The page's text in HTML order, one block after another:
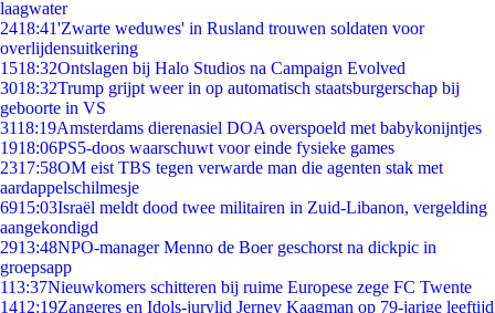
laagwater
2418:41'Zwarte weduwes' in Rusland trouwen soldaten voor
overlijdensuitkering
1518:32Ontslagen bij Halo Studios na Campaign Evolved
3018:32Trump grijpt weer in op automatisch staatsburgerschap bij
geboorte in VS
3118:19Amsterdams dierenasiel DOA overspoeld met babykonijntjes
1918:06PS5-doos waarschuwt voor einde fysieke games
2317:58OM eist TBS tegen verwarde man die agenten stak met
aardappelschilmesje
6915:03Israël meldt dood twee militairen in Zuid-Libanon, vergelding
aangekondigd
2913:48NPO-manager Menno de Boer geschorst na dickpic in
groepsapp
113:37Nieuwkomers schitteren bij ruime Europese zege FC Twente
1412:19Zangeres en Idols-jurylid Jerney Kaagman op 79-jarige leeftijd